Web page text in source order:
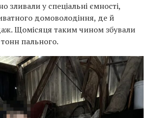
зливали у спеціальні ємності,
домоволодіння, де й
Щомісяця таким чином збували
пального.